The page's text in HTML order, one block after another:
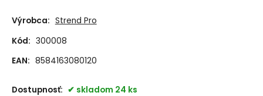
Výrobca: Strend Pro
Kód: 300008
EAN: 8584163080120
Dostupnosť: skladom 24 ks